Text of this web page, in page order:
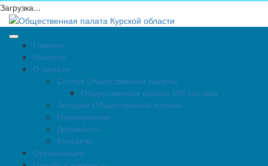
Загрузка...
Главное
Новости
О палате
Состав Общественной палаты
Общественная палата VIII состава
Аппарат Общественной палаты
Мероприятия
Документы
Контакты
Организации